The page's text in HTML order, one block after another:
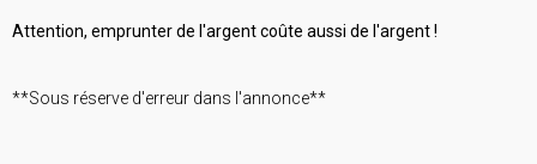
Attention, emprunter de l'argent coûte aussi de l'argent !
**Sous réserve d'erreur dans l'annonce**